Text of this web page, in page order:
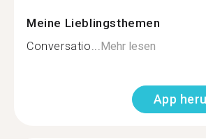
Meine Lieblingsthemen
Conversatio... Mehr lesen
App